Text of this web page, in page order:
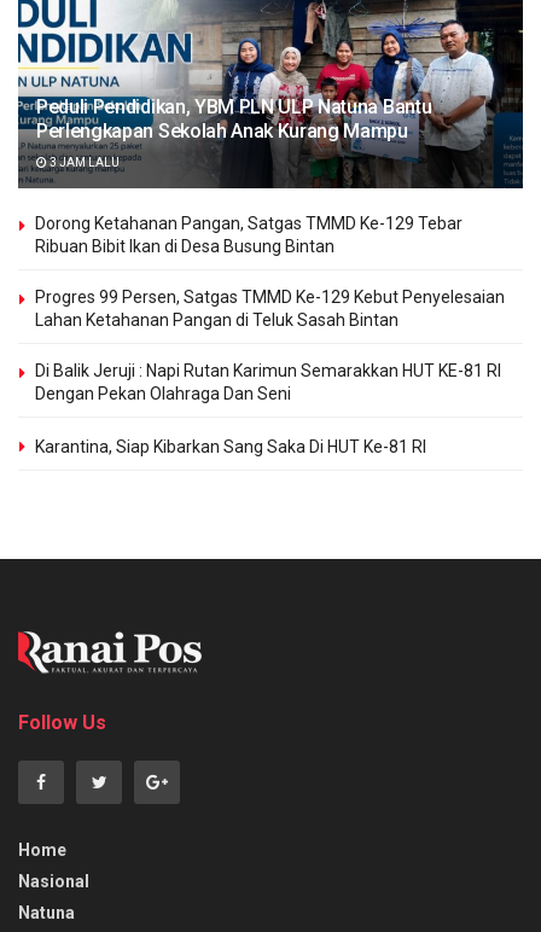
Peduli Pendidikan, YBM PLN ULP Natuna Bantu
Perlengkapan Sekolah Anak Kurang Mampu
3 JAM LALU
Dorong Ketahanan Pangan, Satgas TMMD Ke-129 Tebar
Ribuan Bibit Ikan di Desa Busung Bintan
Progres 99 Persen, Satgas TMMD Ke-129 Kebut Penyelesaian
Lahan Ketahanan Pangan di Teluk Sasah Bintan
Di Balik Jeruji : Napi Rutan Karimun Semarakkan HUT KE-81 RI
Dengan Pekan Olahraga Dan Seni
Karantina, Siap Kibarkan Sang Saka Di HUT Ke-81 RI
Follow Us
Home
Nasional
Natuna